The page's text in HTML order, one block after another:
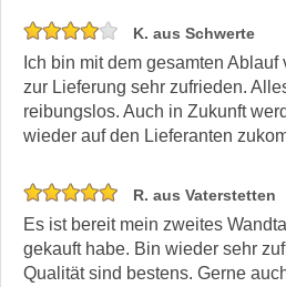
K. aus Schwerte
Ich bin mit dem gesamten
zur Lieferung sehr zufrieden.
reibungslos. Auch in Zukunft
wieder auf den Lieferanten
R. aus Vaterstetten
Es ist bereit mein zweites
gekauft habe. Bin wieder sehr
Qualität sind bestens. Gerne